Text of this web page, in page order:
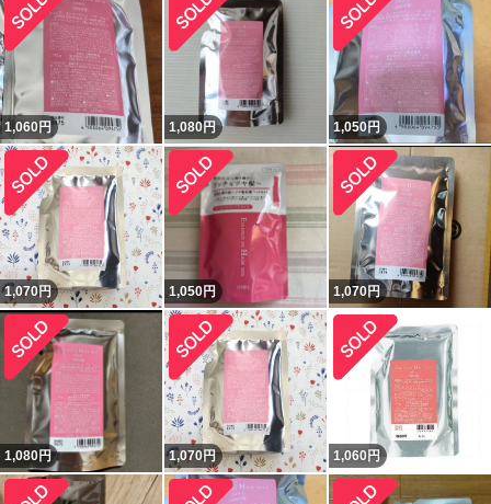
1,060円 1,080円 1,050円
1,070円 1,050円 1,070円
1,080円 1,070円 1,060 円